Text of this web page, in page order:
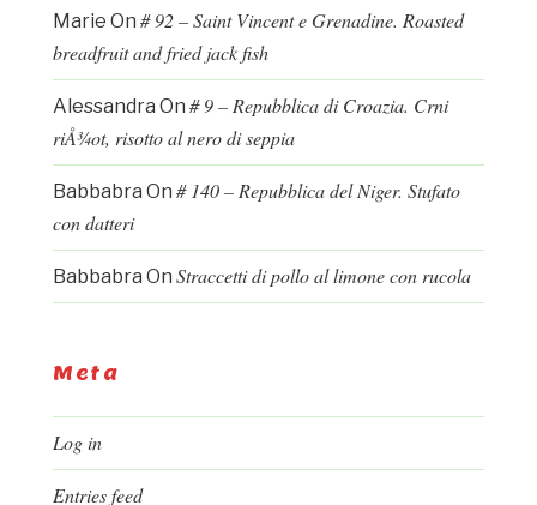
Marie On # 92 – Saint Vincent e Grenadine. Roasted
breadfruit and fried jack fish
Alessandra On # 9 – Repubblica di Croazia. Crni
riÅ¾ot, risotto al nero di seppia
Babbabra On # 140 – Repubblica del Niger. Stufato
con datteri
Babbabra On Straccetti di pollo al limone con rucola
Meta
Log in
Entries feed